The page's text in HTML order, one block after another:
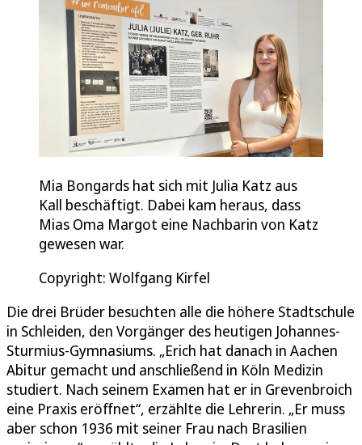
Mia Bongards hat sich mit Julia Katz aus
Kall beschäftigt. Dabei kam heraus, dass
Mias Oma Margot eine Nachbarin von Katz
gewesen war.
Copyright: Wolfgang Kirfel
Die drei Brüder besuchten alle die höhere Stadtschule
in Schleiden, den Vorgänger des heutigen Johannes-
Sturmius-Gymnasiums. „Erich hat danach in Aachen
Abitur gemacht und anschließend in Köln Medizin
studiert. Nach seinem Examen hat er in Grevenbroich
eine Praxis eröffnet“, erzählte die Lehrerin. „Er muss
aber schon 1936 mit seiner Frau nach Brasilien